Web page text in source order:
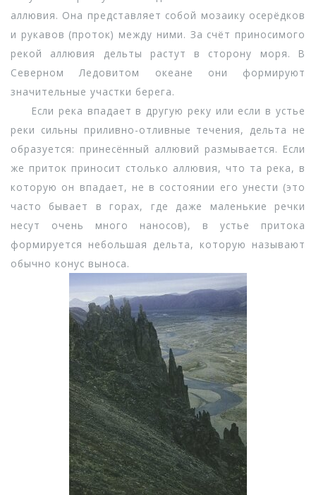
аллювия. Она представляет собой мозаику осерёдков
и рукавов (проток) между ними. За счёт приносимого
рекой аллювия дельты растут в сторону моря. В
Северном Ледовитом океане они формируют
значительные участки берега.
Если река впадает в другую реку или если в устье
реки сильны приливно-отливные течения, дельта не
образуется: принесённый аллювий размывается. Если
же приток приносит столько аллювия, что та река, в
которую он впадает, не в состоянии его унести (это
часто бывает в горах, где даже маленькие речки
несут очень много наносов), в устье притока
формируется небольшая дельта, которую называют
обычно конус выноса.